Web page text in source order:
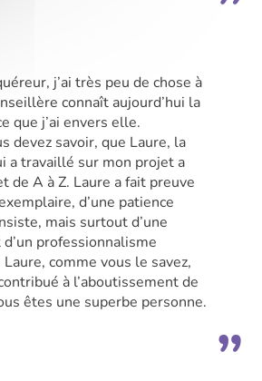
j’ai très peu de chose à
connaît aujourd’hui la
que j’ai envers elle.
devez savoir, que Laure, la
a travaillé sur mon projet a
de A à Z. Laure a fait preuve
d’une patience
mais surtout d’une
professionnalisme
comme vous le savez,
à l’aboutissement de
êtes une superbe personne.